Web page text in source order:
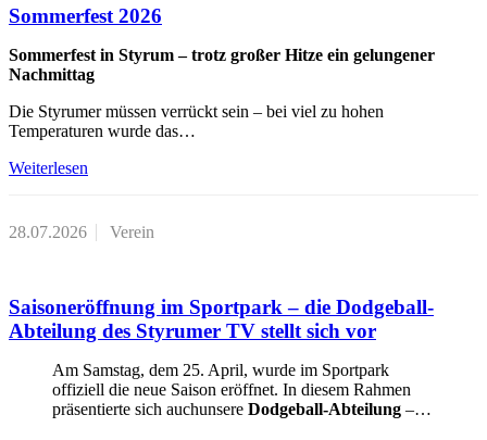
Sommerfest 2026
Sommerfest in Styrum – trotz großer Hitze ein gelungener
Nachmittag
Die Styrumer müssen verrückt sein – bei viel zu hohen
Temperaturen wurde das…
Weiterlesen
28.07.2026 Verein
Saisoneröffnung im Sportpark – die Dodgeball-
Abteilung des Styrumer TV stellt sich vor
Am Samstag, dem 25. April, wurde im Sportpark
offiziell die neue Saison eröffnet. In diesem Rahmen
präsentierte sich auchunsere Dodgeball‑Abteilung –…